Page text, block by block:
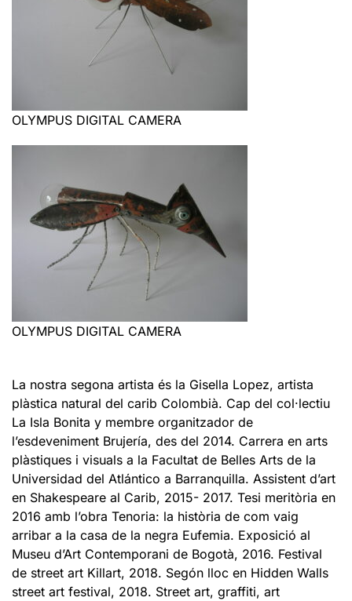
OLYMPUS DIGITAL CAMERA
OLYMPUS DIGITAL CAMERA
La nostra segona artista és la Gisella Lopez, artista
plàstica natural del carib Colombià. Cap del col·lectiu
La Isla Bonita y membre organitzador de
l’esdeveniment Brujería, des del 2014. Carrera en arts
plàstiques i visuals a la Facultat de Belles Arts de la
Universidad del Atlántico a Barranquilla. Assistent d’art
en Shakespeare al Carib, 2015- 2017. Tesi meritòria en
2016 amb l’obra Tenoria: la història de com vaig
arribar a la casa de la negra Eufemia. Exposició al
Museu d’Art Contemporani de Bogotà, 2016. Festival
de street art Killart, 2018. Segón lloc en Hidden Walls
street art festival, 2018. Street art, graffiti, art